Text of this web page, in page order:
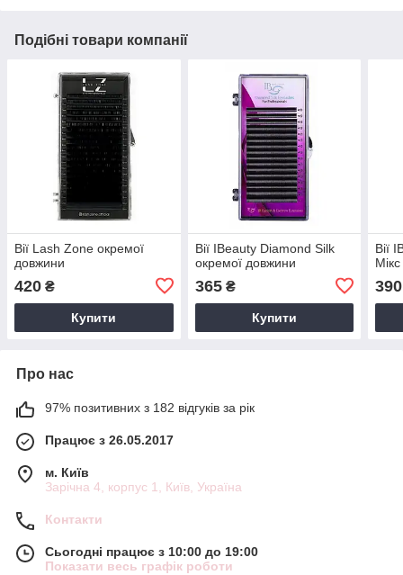
Подібні товари компанії
Вії Lash Zone окремої
довжини
420 ₴
Купити
Вії IBeauty Diamond Silk
окремої довжини
365₴
Купити
Вії
Мікс
390
Про нас
97% позитивних з 182 відгуків за рік
Працює з 26.05.2017
м. Київ
Зарічна 4, корпус 1, Київ, Україна
Контакти
Сьогодні працює з 10:00 до 19:00
Показати весь графік роботи